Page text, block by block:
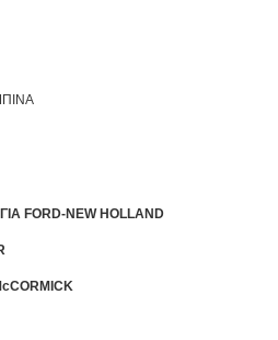
FORD-NEW HOLLAND